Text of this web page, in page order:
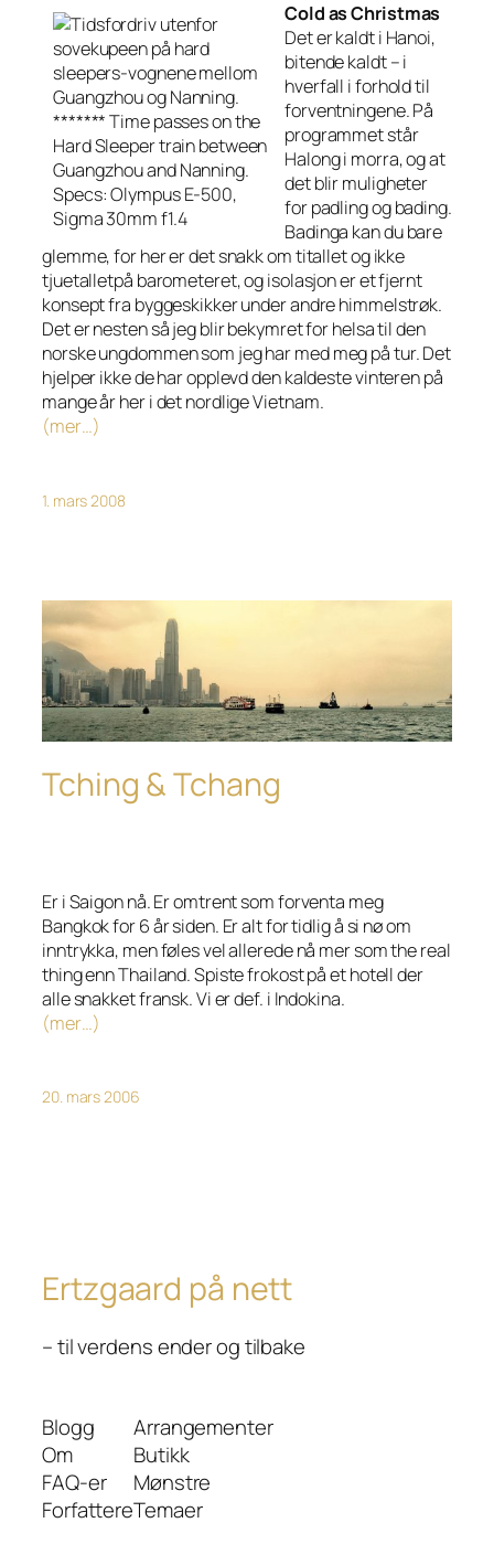
Cold asChristmas
Det er kaldt i Hanoi,
bitende kaldt – i
hverfall i forhold til
forventningene. På
programmet står
Halong i morra, og at
det blir muligheter
for padling og bading.
Badinga kan du bare
glemme, for her er det snakk om titallet og ikke
tjuetalletpå barometeret, og isolasjon er et fjernt
konsept fra byggeskikker under andre himmelstrøk.
Det er nesten så jeg blir bekymret for helsa til den
norske ungdommen som jeg har med meg på tur. Det
hjelper ikke de har opplevd den kaldeste vinteren på
mange år her i det nordligeVietnam.
(mer…)
1. mars 2008
Tching & Tchang
Er i Saigon nå. Er omtrent som forventa meg
Bangkok for 6 år siden. Er alt for tidlig å si nø om
inntrykka, men føles vel allerede nå mer som the real
thing enn Thailand. Spiste frokost på et hotell der
alle snakket fransk. Vi er def. i Indokina.
(mer…)
20. mars 2006
Ertzgaard på nett
– til verdens ender og tilbake
Blogg
Om
FAQ-er
Forfattere
Arrangementer
Butikk
Mønstre
Temaer